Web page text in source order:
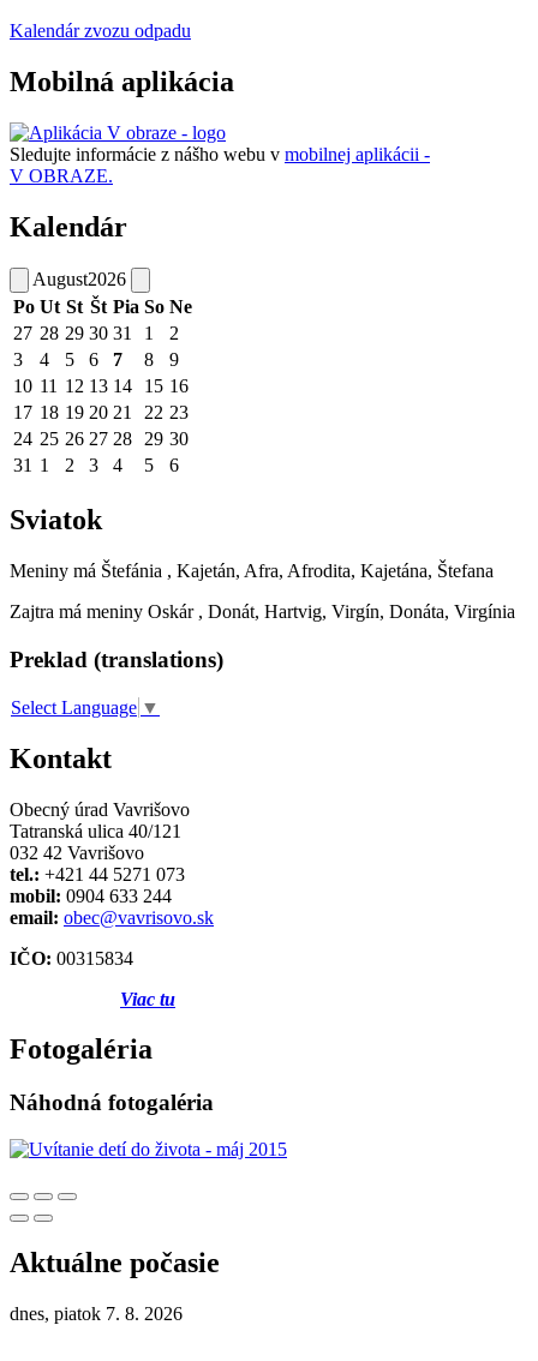
Kalendár zvozu odpadu
Mobilná aplikácia
Sledujte informácie z nášho webu v mobilnej aplikácii -
V OBRAZE.
Kalendár
August2026
Po Ut St Št Pia So Ne
27 28 29 30 31 1
2
3
4 5 6 7 8
9
10 11 12 13 14 15 16
17 18 19 20 21 22 23
24 25 26 27 28 29 30
31 1 2 3 4 5 6
Sviatok
Meniny má Štefánia , Kajetán, Afra, Afrodita, Kajetána, Štefana
Zajtra má meniny Oskár , Donát, Hartvig, Virgín, Donáta, Virgínia
Preklad (translations)
Select Language ▼
Kontakt
Obecný úrad Vavrišovo
Tatranská ulica 40/121
032 42 Vavrišovo
tel.: +421 44 5271 073
mobil: 0904 633 244
email: obec@vavrisovo.sk
IČO: 00315834
Viac tu
Fotogaléria
Náhodná fotogaléria
Aktuálne počasie
dnes, piatok 7. 8. 2026